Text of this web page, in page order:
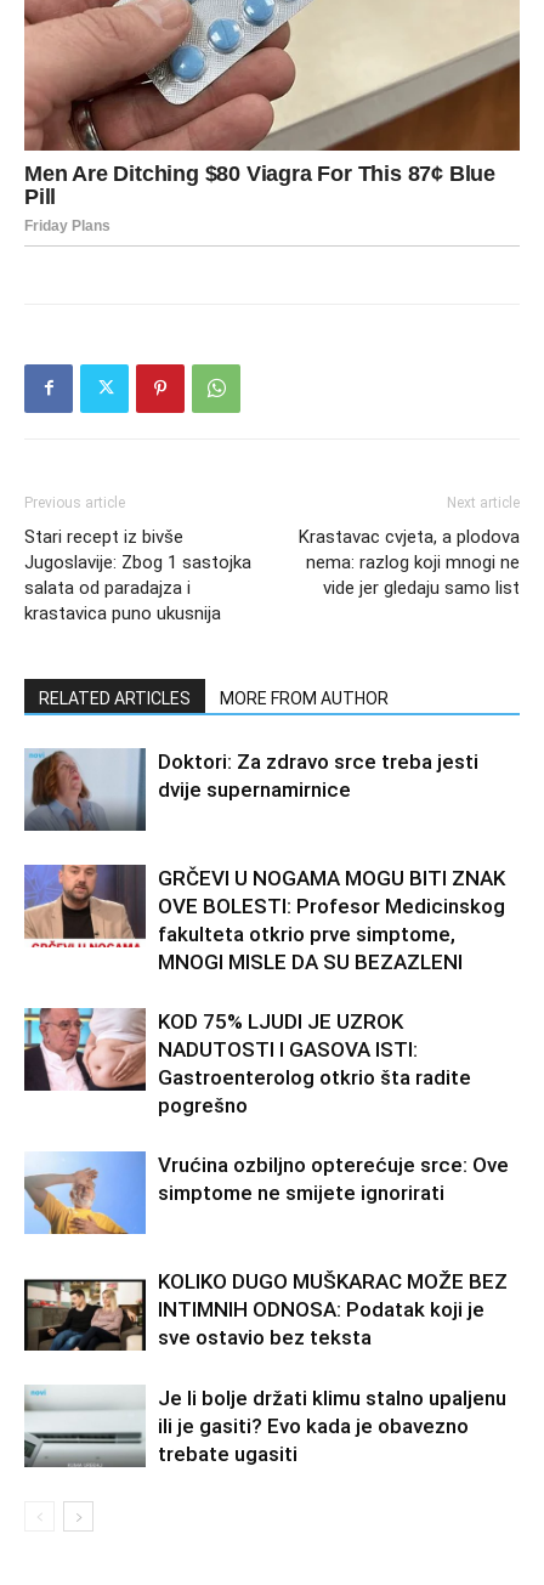
Previous article
Stari recept iz bivše
Jugoslavije: Zbog 1 sastojka
salata od paradajza i
krastavica puno ukusnija
Next article
Krastavac cvjeta, a plodova
nema: razlog koji mnogi ne
vide jer gledaju samo list
RELATED ARTICLES MORE FROM AUTHOR
Doktori: Za zdravo srce treba jesti
dvije supernamirnice
GRČEVI U NOGAMA MOGU BITI ZNAK
OVE BOLESTI: Profesor Medicinskog
fakulteta otkrio prve simptome,
MNOGI MISLE DA SU BEZAZLENI
KOD 75% LJUDI JE UZROK
NADUTOSTI I GASOVA ISTI:
Gastroenterolog otkrio šta radite
pogrešno
Vrućina ozbiljno opterećuje srce: Ove
simptome ne smijete ignorirati
KOLIKO DUGO MUŠKARAC MOŽE BEZ
INTIMNIH ODNOSA: Podatak koji je
sve ostavio bez teksta
Je li bolje držati klimu stalno upaljenu
ili je gasiti? Evo kada je obavezno
trebate ugasiti